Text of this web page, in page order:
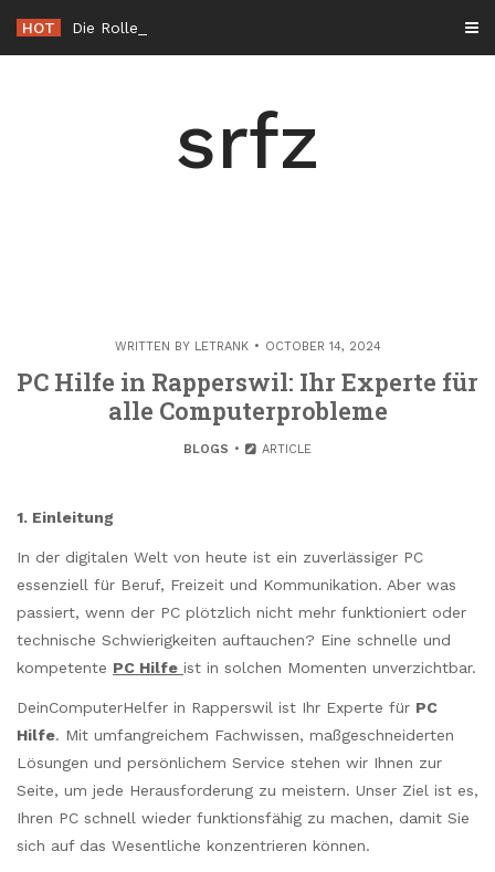
content
HOT
srfz
WRITTEN BY LETRANK OCTOBER 14, 2024
PC Hilfe in Rapperswil: Ihr Experte für
alle Computerprobleme
BLOGS ARTICLE
1. Einleitung
In der digitalen Welt von heute ist ein zuverlässiger PC
essenziell für Beruf, Freizeit und Kommunikation. Aber was
passiert, wenn der PC plötzlich nicht mehr funktioniert oder
technische Schwierigkeiten auftauchen? Eine schnelle und
kompetente PC Hilfe ist in solchen Momenten unverzichtbar.
DeinComputerHelfer in Rapperswil ist Ihr Experte für PC
Hilfe. Mit umfangreichem Fachwissen, maßgeschneiderten
Lösungen und persönlichem Service stehen wir Ihnen zur
Seite, um jede Herausforderung zu meistern. Unser Ziel ist es,
Ihren PC schnell wieder funktionsfähig zu machen, damit Sie
sich auf das Wesentliche konzentrieren können.